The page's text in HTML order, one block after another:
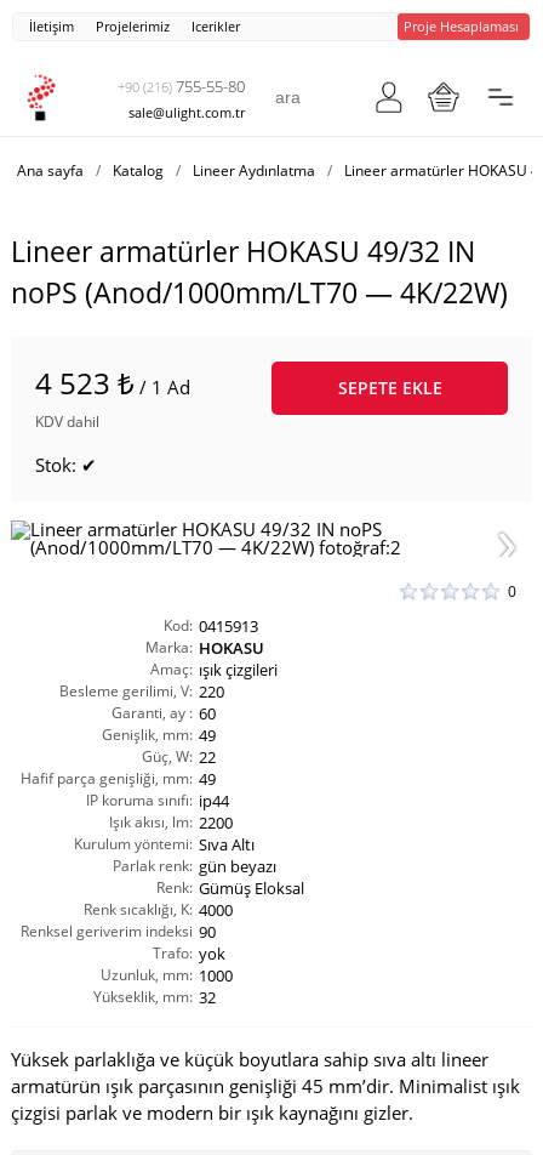
İletişim Projelerimiz Icerikler Proje Hesaplaması
+90 (216) 755-55-80
sale@ulight.com.tr
Ana sayfa / Katalog / Lineer Aydınlatma / Lineer armatürler HOKASU
Lineer armatürler HOKASU 49/32 IN
noPS (Anod/1000mm/LT70 — 4K/22W)
4 523 ₺ / 1 Ad
KDV dahil
SEPETE EKLE
Stok: ✔
0
Kod: 0415913
Marka: HOKASU
Amaç: ışık çizgileri
Besleme gerilimi, V: 220
Garanti, ay : 60
Genişlik, mm: 49
Güç, W: 22
Hafif parça genişliği, mm: 49
IP koruma sınıfı: ip44
Işık akısı, lm: 2200
Kurulum yöntemi: Sıva Altı
Parlak renk: gün beyazı
Renk: Gümüş Eloksal
Renk sıcaklığı, K: 4000
Renksel geriverim indeksi
CRI(Ra):
90
Trafo: yok
Uzunluk, mm: 1000
Yükseklik, mm: 32
Yüksek parlaklığa ve küçük boyutlara sahip sıva altı lineer
armatürün ışık parçasının genişliği 45 mm’dir. Minimalist ışık
çizgisi parlak ve modern bir ışık kaynağını gizler.